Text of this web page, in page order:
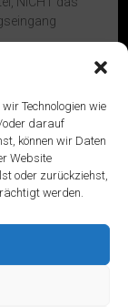
Technologien wie
oder darauf
können wir Daten
Website
oder zurückziehst,
werden.
inkl. Bilder